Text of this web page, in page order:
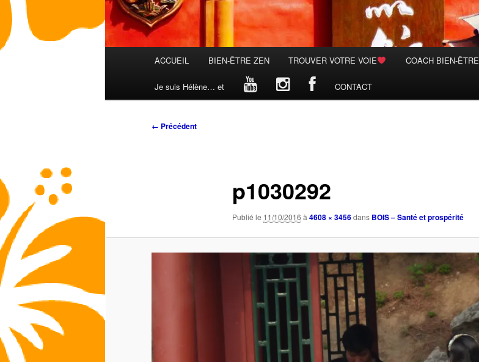
ACCUEIL BIEN-ÊTRE ZEN TROUVER VOTRE VOIE COACH BIEN-ÊTRE
Je suis Hélène… et CONTACT
Navigation
← Précédent
p1030292
Publié le 11/10/2016 à 4608 × 3456dans BOIS – Santé et prospérité